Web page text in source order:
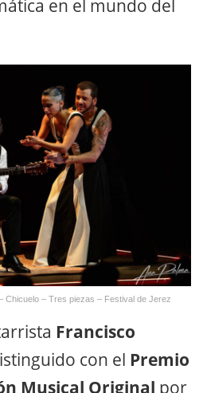
en el mundo del
Chicuelo – Tres piezas – Festival de Jerez
Francisco
con el Premio
Musical Original por